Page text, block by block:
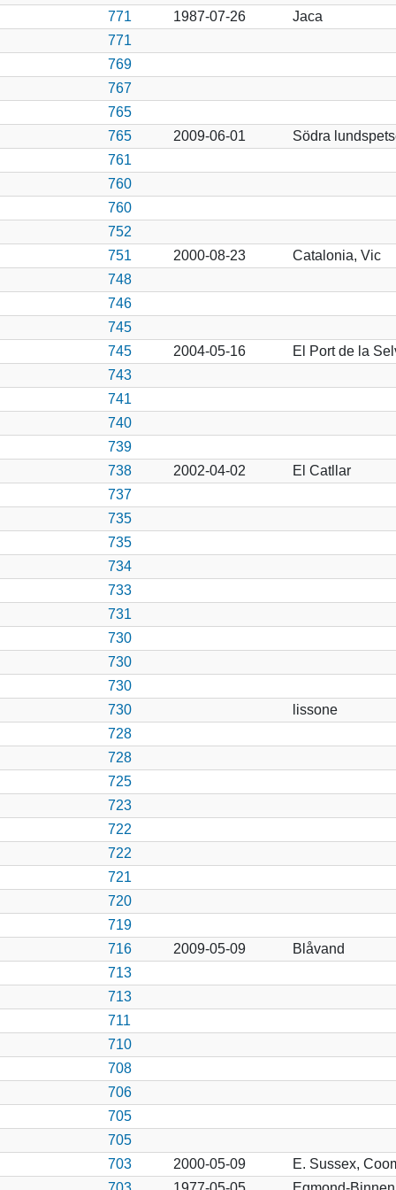
771 1987-07-26
Jaca
771
769
767
765
765
2009-06-01
Södra
761
760
760
752
751
2000-08-23
Catalonia, Vic
748
746
745
745
2004-05-16
El Port de la
743
741
740
739
738
2002-04-02
El Catllar
737
735
735
734
733
731
730
730
730
730
lissone
728
728
725
723
722
722
721
720
719
716
2009-05-09
Blåvand
713
713
711
710
708
706
705
705
703
2000-05-09
E. Sussex,